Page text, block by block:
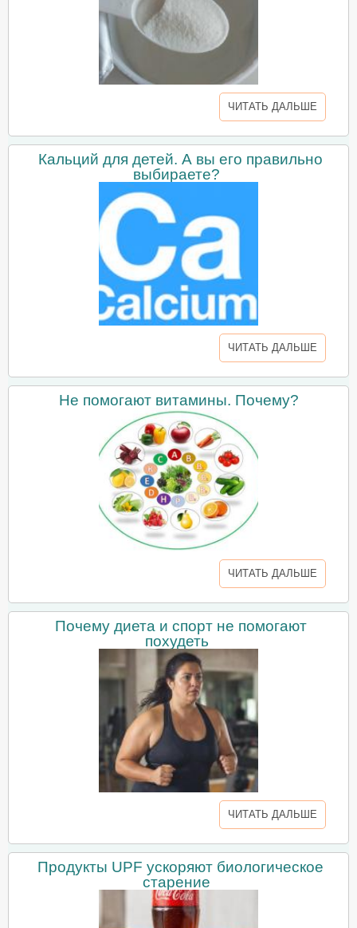
ЧИТАТЬ ДАЛЬШЕ
Кальций для детей. А вы его правильно
выбираете?
ЧИТАТЬ ДАЛЬШЕ
Не помогают витамины. Почему?
ЧИТАТЬ ДАЛЬШЕ
Почему диета и спорт не помогают
похудеть
ЧИТАТЬ ДАЛЬШЕ
Продукты UPF ускоряют биологическое
старение